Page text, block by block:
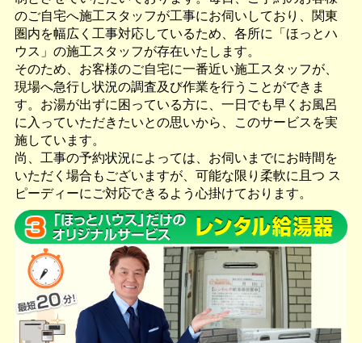
のご自宅へ施工スタッフが工事にお伺いしており、関東
圏内を幅広く工事対応しているため、各所に「ほっとハ
ウス」の施工スタッフが存在いたします。
そのため、お客様のご自宅に一番近い施工スタッフが、
現場へ急行し状況の調査及び作業を行うことができま
す。お湯が出ずに困っている方に、一日でも早くお風呂
に入っていただきたいとの思いから、このサービスを実
施しています。
尚、工事の予約状況によっては、お伺いまでにお時間を
いただく場合もございますが、可能な限り柔軟に且つ ス
ピーディーにご対応できるよう心掛けております。